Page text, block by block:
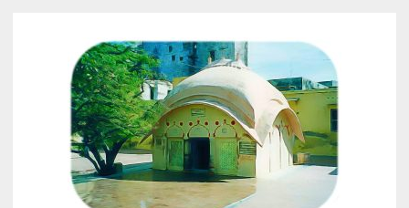
Zum Inhalt springen